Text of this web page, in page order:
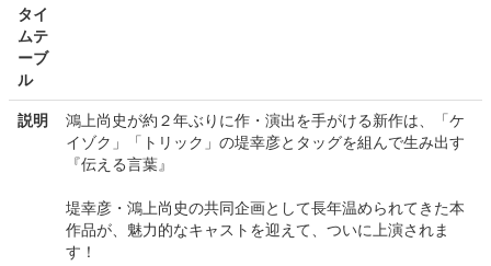
タイ
ムテ
ーブ
ル
説明
鴻上尚史が約２年ぶりに作・演出を手がける新作は、「ケ
イゾク」「トリック」の堤幸彦とタッグを組んで生み出す
『伝える言葉』
堤幸彦・鴻上尚史の共同企画として長年温められてきた本
作品が、魅力的なキャストを迎えて、ついに上演されま
す！